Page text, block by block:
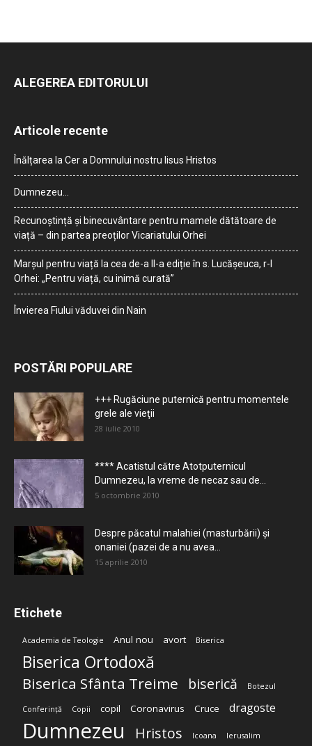
ALEGEREA EDITORULUI
Articole recente
Înălțarea la Cer a Domnului nostru Iisus Hristos
Dumnezeu…
Recunoștință și binecuvântare pentru mamele dătătoare de
viață – din partea preoților Vicariatului Orhei
Marșul pentru viață la cea de-a II-a ediție în s. Lucășeuca, r-l
Orhei: „Pentru viață, cu inimă curată”
Învierea Fiului văduvei din Nain
POSTĂRI POPULARE
+++ Rugăciune puternică pentru momentele
grele ale vieţii
28 iulie 2010
**** Acatistul către Atotputernicul
Dumnezeu, la vreme de necaz sau de...
5 octombrie 2010
Despre păcatul malahiei (masturbării) şi
onaniei (pazei de a nu avea...
15 aprilie 2010
Etichete
Academia de Teologie Anul nou avort Biserica
Biserica Ortodoxă
Biserica Sfânta Treime biserică Botezul
Conferință Copii copil Coronavirus Cruce dragoste
Dumnezeu Hristos Icoana Ierusalim